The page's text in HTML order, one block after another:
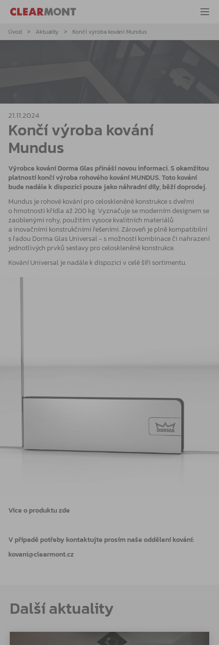
Úvod Aktuality Končí výroba kování Mundus
21.11.2024
Končí výroba kování
Mundus
Výrobce kování Dorma Glas přináší novou informaci. S okamžitou
platností končí výroba rohového kování MUNDUS. Toto kování
bude nadále k dispozici pouze jako náhradní díly,běží doprodej.
Mundus je rohové kování pro celoskleněné konstrukce s dveřmi
o hmotnosti křídla až 200 kg. Vyznačuje se moderním designem se
zaoblenými rohy, použitím vysoce kvalitních materiálů
a inovačními konstrukčními řešeními. Zároveň je plně kompatibilní
s řadou Dorma Glas Universal - s možností kombinace či nahrazení
jednotlivých prvků sestavy pro celoskleněné konstrukce.
Kování Universal je nadále k dispozici v celé šíři sortimentu.
Více o produktu zde
V případě potřeby kontaktujte prosím naše oddělení kování:
kovani@clearmont.cz
Další aktuality